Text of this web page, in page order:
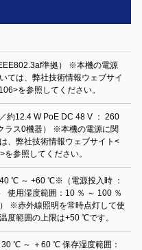
準拠） ※本機の電源
ては、弊社技術情報ウェブサイ
を参照してください。
約12.4 W PoE DC 48 V ： 260
ラス0機器） ※本機の電源に関
、弊社技術情報ウェブサイト<
参照してください。
℃ ～ +60 ℃※（電源投入時 ：
使用湿度範囲：10 ％ ～ 100 ％
） ※赤外線照明を常時点灯して使
度範囲の上限は+50 ℃です。
℃ ～ ＋60 ℃ 保存湿度範囲：